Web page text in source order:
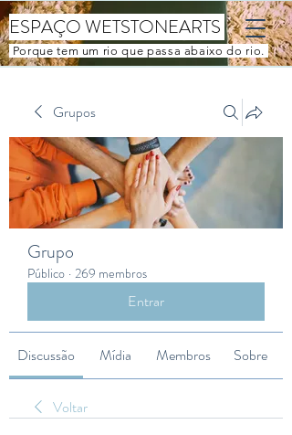
ESPAÇO WETSTONEARTS
Porque tem um rio que passa abaixo do rio.
Grupos
Grupo
Público · 269 membros
Entrar
Discussão Mídia Membros Sobre
Voltar